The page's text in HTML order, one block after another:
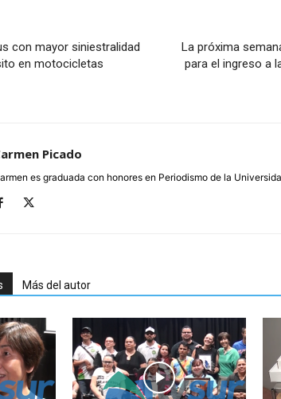
con mayor siniestralidad
en motocicletas
La próxima
para el ingreso a
Picado
es graduada con honores en Periodismo de la
Más del autor